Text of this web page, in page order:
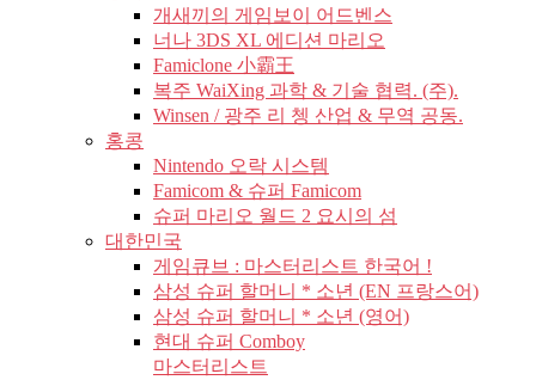
개새끼의 게임보이 어드벤스
너나 3DS XL 에디션 마리오
Famiclone 小霸王
복주 WaiXing 과학 & 기술 협력. (주).
Winsen / 광주 리 쳉 산업 & 무역 공동.
홍콩
Nintendo 오락 시스템
Famicom & 슈퍼 Famicom
슈퍼 마리오 월드 2 요시의 섬
대한민국
게임큐브 : 마스터리스트 한국어 !
삼성 슈퍼 할머니 * 소년 (EN 프랑스어)
삼성 슈퍼 할머니 * 소년 (영어)
현대 슈퍼 Comboy
마스터리스트